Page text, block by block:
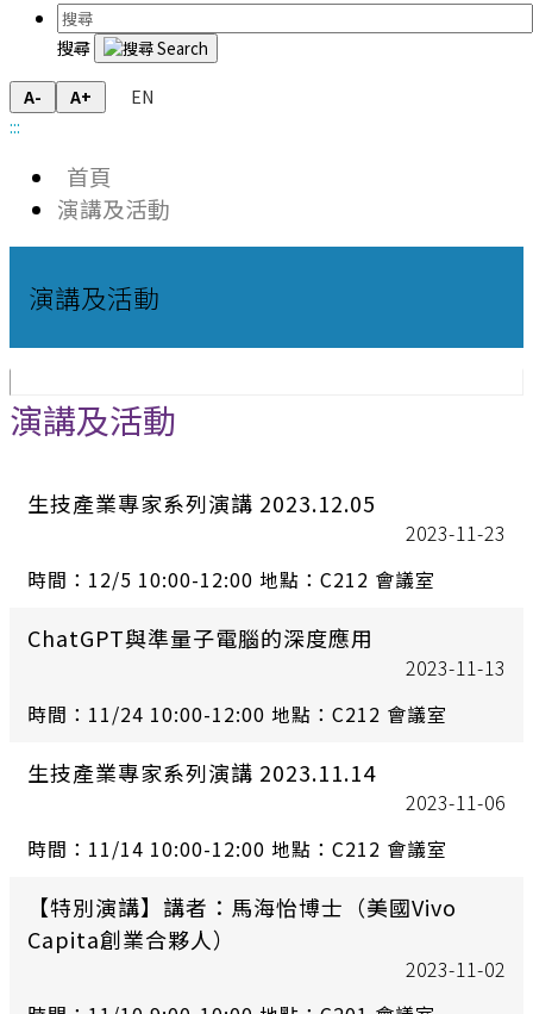
搜尋
A- A+
EN
:::
首頁
演講及活動
演講及活動
演講及活動
生技產業專家系列演講 2023.12.05
2023-11-23
時間：12/5 10:00-12:00 地點：C212 會議室
ChatGPT與準量子電腦的深度應用
2023-11-13
時間：11/24 10:00-12:00 地點：C212 會議室
生技產業專家系列演講 2023.11.14
2023-11-06
時間：11/14 10:00-12:00 地點：C212 會議室
【特別演講】講者：馬海怡博士（美國Vivo
Capita創業合夥人）
2023-11-02